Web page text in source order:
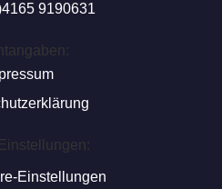
9190631
Einstellungen